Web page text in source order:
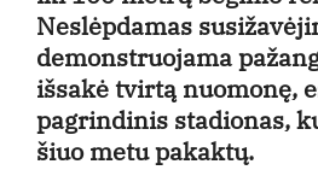
Neslėpdamas
demonstruojama
išsakė tvirtą nuomonę,
pagrindinis stadionas,
šiuo metu pakaktų.